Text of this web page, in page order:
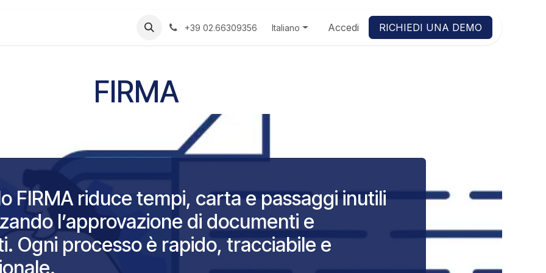
+39 02.66309356 Italiano Accedi RICHIEDI UNA DEMO
FIRMA
FIRMA riduce tempi, carta e passaggi inutili
l’approvazione di documenti e
Ogni processo è rapido, tracciabile e